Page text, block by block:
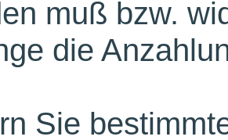
muß bzw.
die
Sie